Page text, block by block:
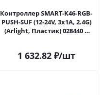
Контроллер SMART-K46-RGB-
PUSH-SUF (12-24V, 3x1A, 2.4G)
(Arlight, Пластик) 028440 в
1 632.82₽/шт